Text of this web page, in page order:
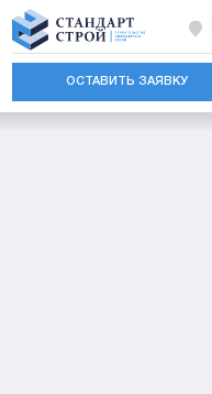
ОСТАВИТЬ ЗАЯВКУ